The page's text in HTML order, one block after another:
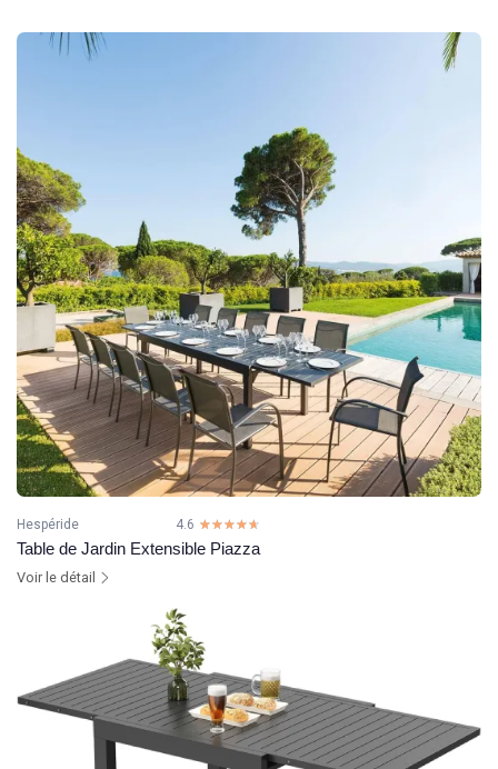
Hespéride 4.6 ☆☆☆☆☆
★★★★★
Table de Jardin Extensible Piazza
Voir le détail